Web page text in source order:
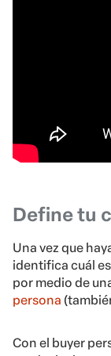
Define tu
Una vez que
identifica cuál
por medio de
persona
Con el buyer